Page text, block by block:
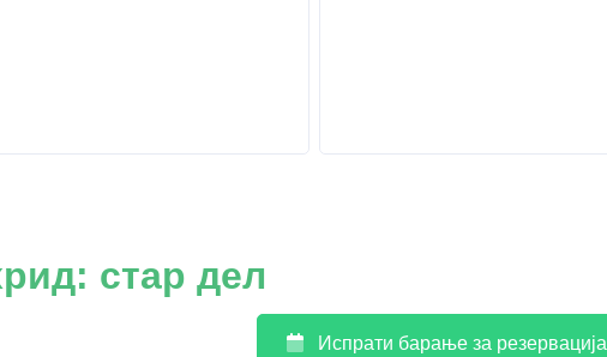
стар дел
Испрати барање за резервација